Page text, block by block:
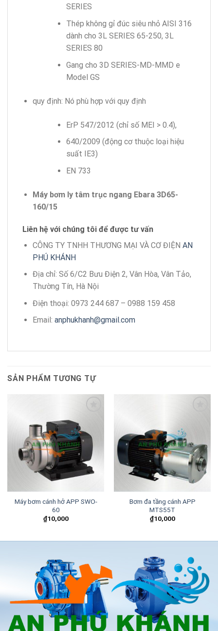
SERIES
Thép không gỉ đúc siêu nhỏ AISI 316
dành cho 3L SERIES 65-250, 3L
SERIES 80
Gang cho 3D SERIES-MD-MMD e
Model GS
quy định: Nó phù hợp với quy định
ErP 547/2012 (chỉ số MEI > 0.4),
640/2009 (động cơ thuộc loại hiệu
suất IE3)
EN 733
Máy bơm ly tâm trục ngang Ebara 3D65-
160/15
Liên hệ với chúng tôi để được tư vấn
CÔNG TY TNHH THƯƠNG MẠI VÀ CƠ ĐIỆN AN
PHÚ KHÁNH
Địa chỉ: Số 6/C2 Bưu Điện 2, Vân Hòa, Vân Tảo,
Thường Tín, Hà Nội
Điện thoại: 0973 244 687 – 0988 159 458
Email: anphukhanh@gmail.com
SẢN PHẨM TƯƠNG TỰ
Add to
wishlist
Máy bơm cánh hở APP SWO-
60
₫10,000
wishlist
Bơm đa tầng cánh APP
MTS55T
₫10,000